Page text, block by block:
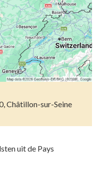
Châtillon-sur-Seine
uit de Pays